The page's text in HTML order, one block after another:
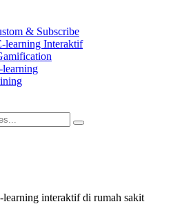
& Subscribe
learning Interaktif
learning
learning interaktif di rumah sakit